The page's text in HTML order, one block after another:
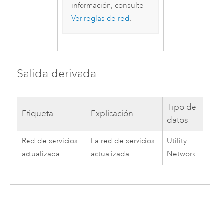
información, consulte
Ver reglas de red.
Salida derivada
Etiqueta Explicación
Tipo de
datos
Red de servicios
actualizada
La red de servicios
actualizada.
Utility
Network